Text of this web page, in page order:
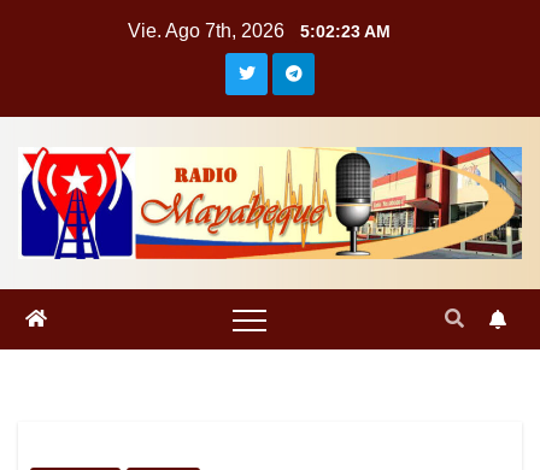
Vie. Ago 7th, 2026 5:02:24 AM